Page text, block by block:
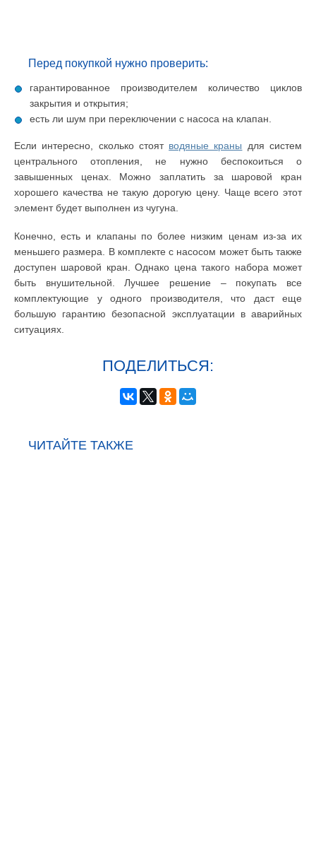
Перед покупкой нужно проверить:
гарантированное производителем количество циклов
закрытия и открытия;
есть ли шум при переключении с насоса на клапан.
Если интересно, сколько стоят водяные краны для систем
центрального отопления, не нужно беспокоиться о
завышенных ценах. Можно заплатить за шаровой кран
хорошего качества не такую дорогую цену. Чаще всего этот
элемент будет выполнен из чугуна.
Конечно, есть и клапаны по более низким ценам из-за их
меньшего размера. В комплекте с насосом может быть также
доступен шаровой кран. Однако цена такого набора может
быть внушительной. Лучшее решение – покупать все
комплектующие у одного производителя, что даст еще
большую гарантию безопасной эксплуатации в аварийных
ситуациях.
ПОДЕЛИТЬСЯ:
ЧИТАЙТЕ ТАКЖЕ